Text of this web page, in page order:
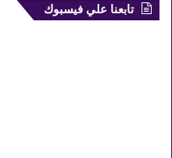
تابعنا علي فيسبوك